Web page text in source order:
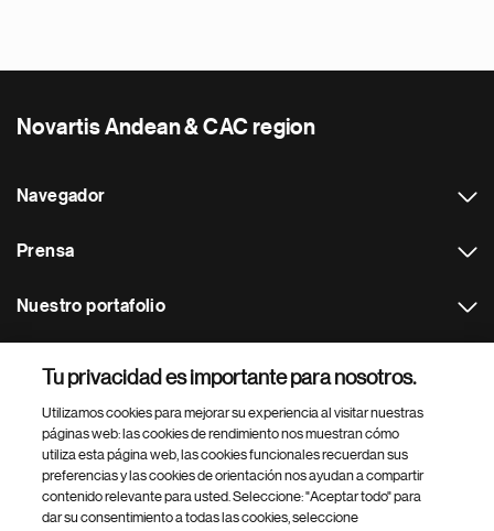
Novartis Andean & CAC region
Navegador
Prensa
Nuestro portafolio
Footer Site Search
Tu privacidad es importante para nosotros.
Utilizamos cookies para mejorar su experiencia al visitar nuestras
páginas web: las cookies de rendimiento nos muestran cómo
utiliza esta página web, las cookies funcionales recuerdan sus
preferencias y las cookies de orientación nos ayudan a compartir
contenido relevante para usted. Seleccione: "Aceptar todo" para
dar su consentimiento a todas las cookies, seleccione